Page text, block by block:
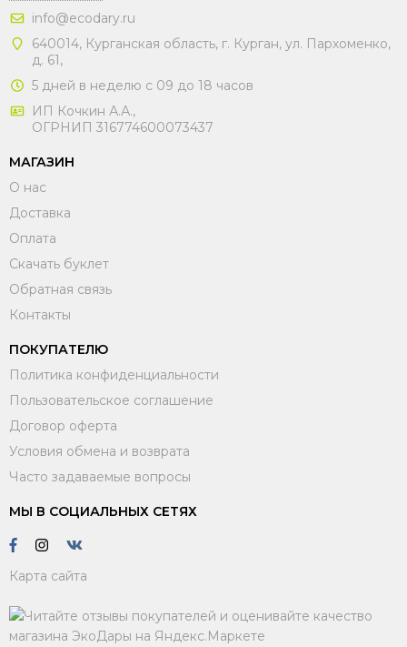
info@ecodary.ru
640014, Курганская область, г. Курган, ул. Пархоменко,
д. 61,
5 дней в неделю с 09 до 18 часов
ИП Кочкин А.А.,
ОГРНИП 316774600073437
МАГАЗИН
О нас
Доставка
Оплата
Скачать буклет
Обратная связь
Контакты
ПОКУПАТЕЛЮ
Политика конфиденциальности
Пользовательское соглашение
Договор оферта
Условия обмена и возврата
Часто задаваемые вопросы
МЫ В СОЦИАЛЬНЫХ СЕТЯХ
Карта сайта